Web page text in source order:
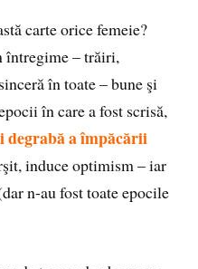
carte orice femeie?
întregime – trăiri,
în toate – bune şi
în care a fost scrisă,
degrabă a împăcării
induce optimism – iar
n-au fost toate epocile